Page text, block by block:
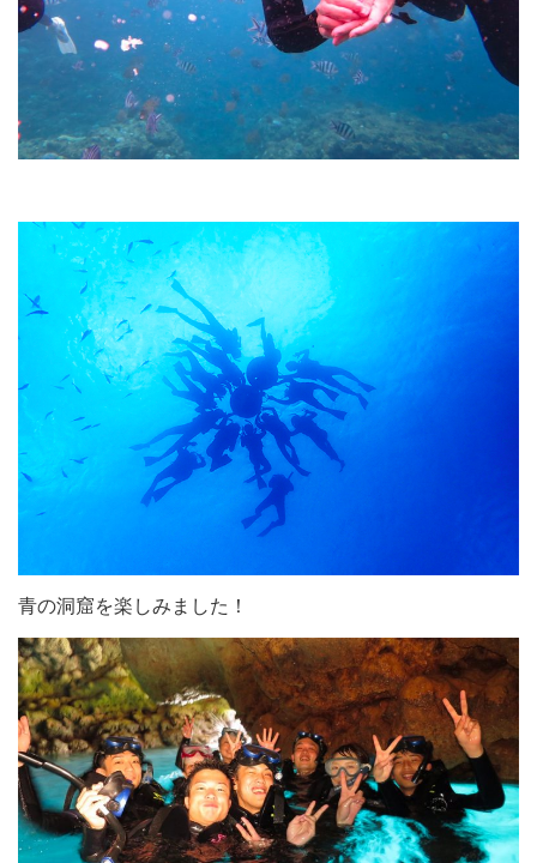
青の洞窟を楽しみました！